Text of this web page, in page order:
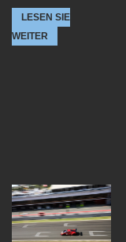
LESEN SIE
WEITER